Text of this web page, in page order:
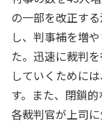
の一部を改正す
し、判事補を増
た。迅速に裁判
していくために
す。また、閉鎖
各裁判官が上司